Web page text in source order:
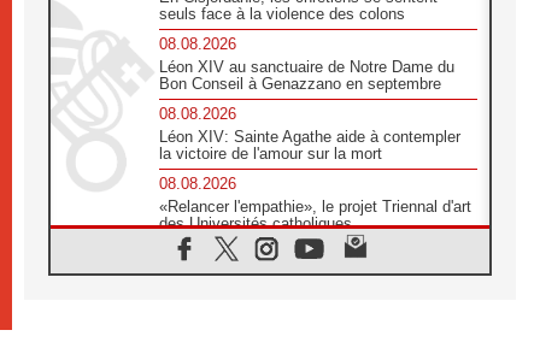
seuls face à la violence des colons
08.08.2026
Léon XIV au sanctuaire de Notre Dame du
Bon Conseil à Genazzano en septembre
08.08.2026
Léon XIV: Sainte Agathe aide à contempler
la victoire de l'amour sur la mort
08.08.2026
«Relancer l'empathie», le projet Triennal d'art
des Universités catholiques
08.08.2026
Signis 2026, donner la parole aux religieuses